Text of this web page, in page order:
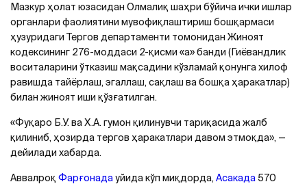
Мазкур ҳолат юзасидан Олмалиқ шаҳри бўйича ички ишлар
органлари фаолиятини мувофиқлаштириш бошқармаси
ҳузуридаги Тергов департаменти томонидан Жиноят
кодексининг 276-моддаси 2-қисми «а» банди (Гиёвандлик
воситаларини ўтказиш мақсадини кўзламай қонунга хилоф
равишда тайёрлаш, эгаллаш, сақлаш ва бошқа ҳаракатлар)
билан жиноят иши қўзғатилган.
«Фуқаро Б.У. ва Х.А. гумон қилинувчи тариқасида жалб
қилиниб, ҳозирда тергов ҳаракатлари давом этмоқда», —
дейилади хабарда.
Аввалроқ Фарғонадауйида кўп миқдорда, Aсакада 570